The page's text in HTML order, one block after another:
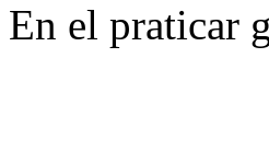
En el praticar